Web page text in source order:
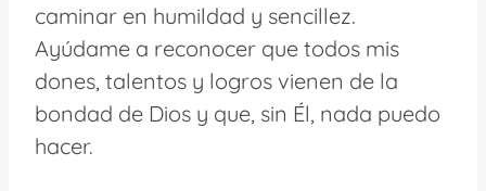
caminar en humildad y sencillez.
Ayúdame a reconocer que todos mis
dones, talentos y logros vienen de la
bondad de Dios y que, sin Él, nada puedo
hacer.